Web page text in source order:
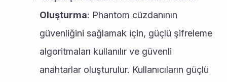
Oluşturma: Phantom cüzdanının
güvenliğini sağlamak için, güçlü şifreleme
algoritmaları kullanılır ve güvenli
anahtarlar oluşturulur. Kullanıcıların güçlü